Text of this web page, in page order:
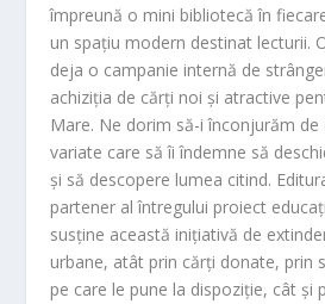
împreună o mini bibliotecă în
un spațiu modern destinat lecturii.
deja o campanie internă de
achiziția de cărți noi și atractive
Mare. Ne dorim să-i înconjurăm
variate care să îi îndemne să
și să descopere lumea citind.
partener al întregului proiect
susține această inițiativă de
urbane, atât prin cărți donate, prin
pe care le pune la dispoziție, cât și